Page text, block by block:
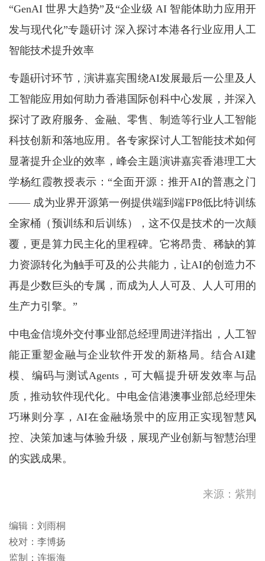
“GenAI 世界大趋势”及“企业级 AI 智能体助力应用开
发与现代化”专题硏讨 深入探讨本港各行业应用人工
智能技术提升效率
专题硏讨环节，演讲嘉宾围绕AI发展最后一公里及人
工智能应用如何助力香港国际创科中心发展，并深入
探讨了政府服务、金融、零售、制造等行业人工智能
科技创新和落地应用。各专家探讨人工智能技术如何
显著提升企业的效率，峰会主题演讲嘉宾香港理工大
学杨红霞教授表示：“全面开源：推开AI的普惠之门
—— 成为业界开源第一例提供端到端FP8低比特训练
全家桶（预训练和后训练），这不仅是技术的一次颠
覆，更是算力民主化的里程碑。它将昂贵、稀缺的算
力资源转化为触手可及的公共能力，让AI的创造力不
再是少数巨头的专属，而成为人人可及、人人可用的
生产力引擎。”
中电金信境外交付事业部总经理周进洋指出，人工智
能正重塑金融与企业软件开发的新格局。结合AI建
模、编码与测试Agents，可大幅提升研发效率与品
质，推动软件现代化。中电金信港澳事业部总经理朱
巧琳则分享，AI在金融场景中的应用正实现智慧风
控、决策加速与体验升级，展现产业创新与智慧治理
的实践成果。
来源：紫荆
编辑：刘雨桐
校对：李博扬
监制：连振海